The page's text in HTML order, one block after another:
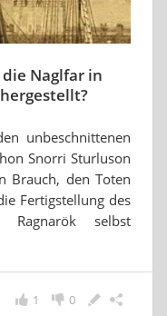
Naglfar in
unbeschnittenen
Snorri Sturluson
Brauch, den Toten
Fertigstellung des
selbst
0
1